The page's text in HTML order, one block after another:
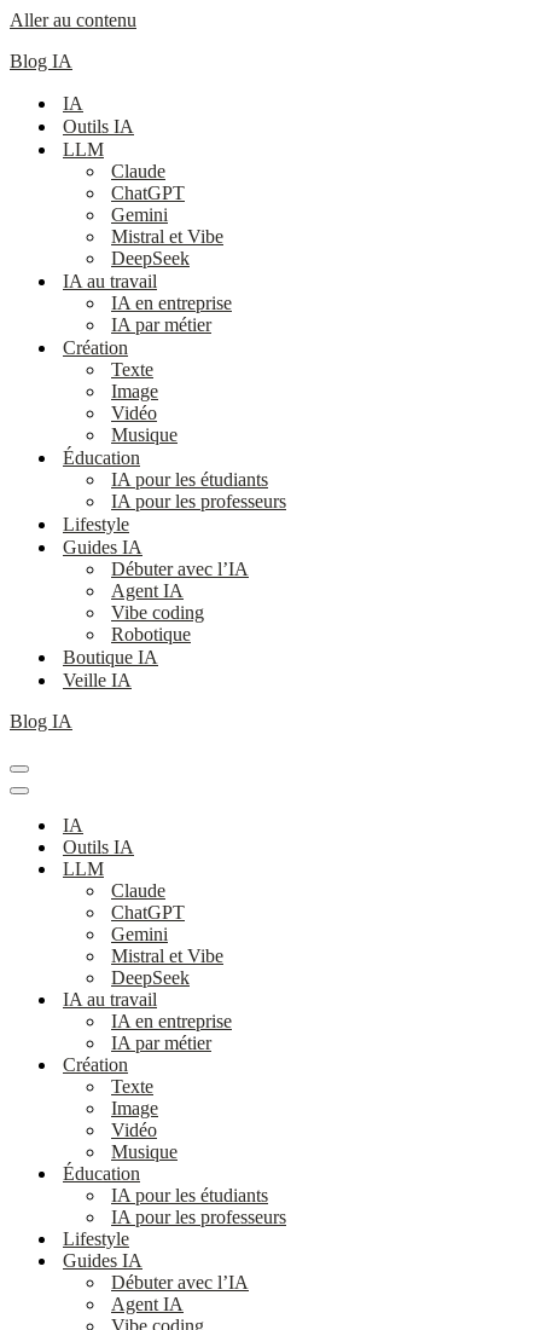
Aller au contenu
Blog IA
IA
Outils IA
LLM
Claude
ChatGPT
Gemini
Mistral et Vibe
DeepSeek
IA au travail
IA en entreprise
IA par métier
Création
Texte
Image
Vidéo
Musique
Éducation
IA pour les étudiants
IA pour les professeurs
Lifestyle
Guides IA
Débuter avec l’IA
Agent IA
Vibe coding
Robotique
Boutique IA
Veille IA
Blog IA
Menu
de
Menu
navigation
IA
Outils IA
LLM
Claude
ChatGPT
Gemini
Mistral et Vibe
DeepSeek
IA au travail
IA en entreprise
IA par métier
Création
Texte
Image
Vidéo
Musique
Éducation
IA pour les étudiants
IA pour les professeurs
Lifestyle
Guides IA
Débuter avec l’IA
Agent IA
Vibe coding